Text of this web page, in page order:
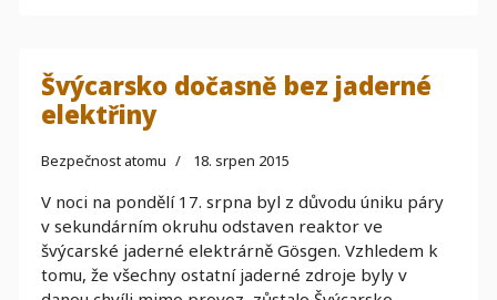
Švýcarsko dočasně bez jaderné
elektřiny
Bezpečnost atomu 18. srpen 2015
V noci na pondělí 17. srpna byl z důvodu úniku páry
v sekundárním okruhu odstaven reaktor ve
švýcarské jaderné elektrárně Gösgen. Vzhledem k
tomu, že všechny ostatní jaderné zdroje byly v